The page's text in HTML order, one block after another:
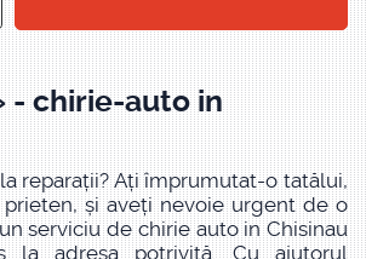
- chirie-auto in
reparații? Ați împrumutat-o tatălui,
și aveți nevoie urgent de o
serviciu de chirie auto in Chisinau
la adresa potrivită. Cu ajutorul